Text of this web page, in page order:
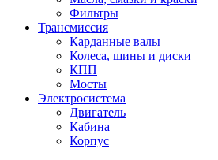
Фильтры
Трансмиссия
Карданные валы
Колеса, шины и диски
КПП
Мосты
Электросистема
Двигатель
Кабина
Корпус